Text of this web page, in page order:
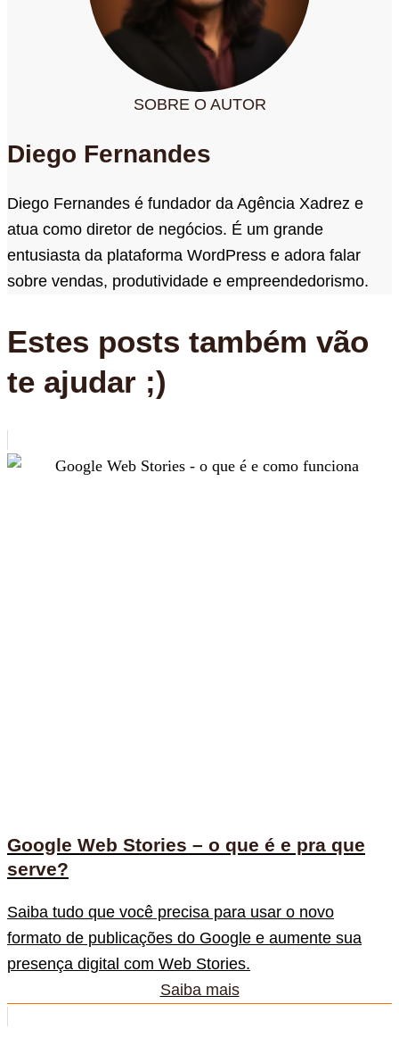
SOBRE O AUTOR
Diego Fernandes
Diego Fernandes é fundador da Agência Xadrez e
atua como diretor de negócios. É um grande
entusiasta da plataforma WordPress e adora falar
sobre vendas, produtividade e empreendedorismo.
Estes posts também vão
te ajudar ;)
Google Web Stories – o que é e pra que
serve?
Saiba tudo que você precisa para usar o novo
formato de publicações do Google e aumente sua
presença digital com Web Stories.
Saiba mais